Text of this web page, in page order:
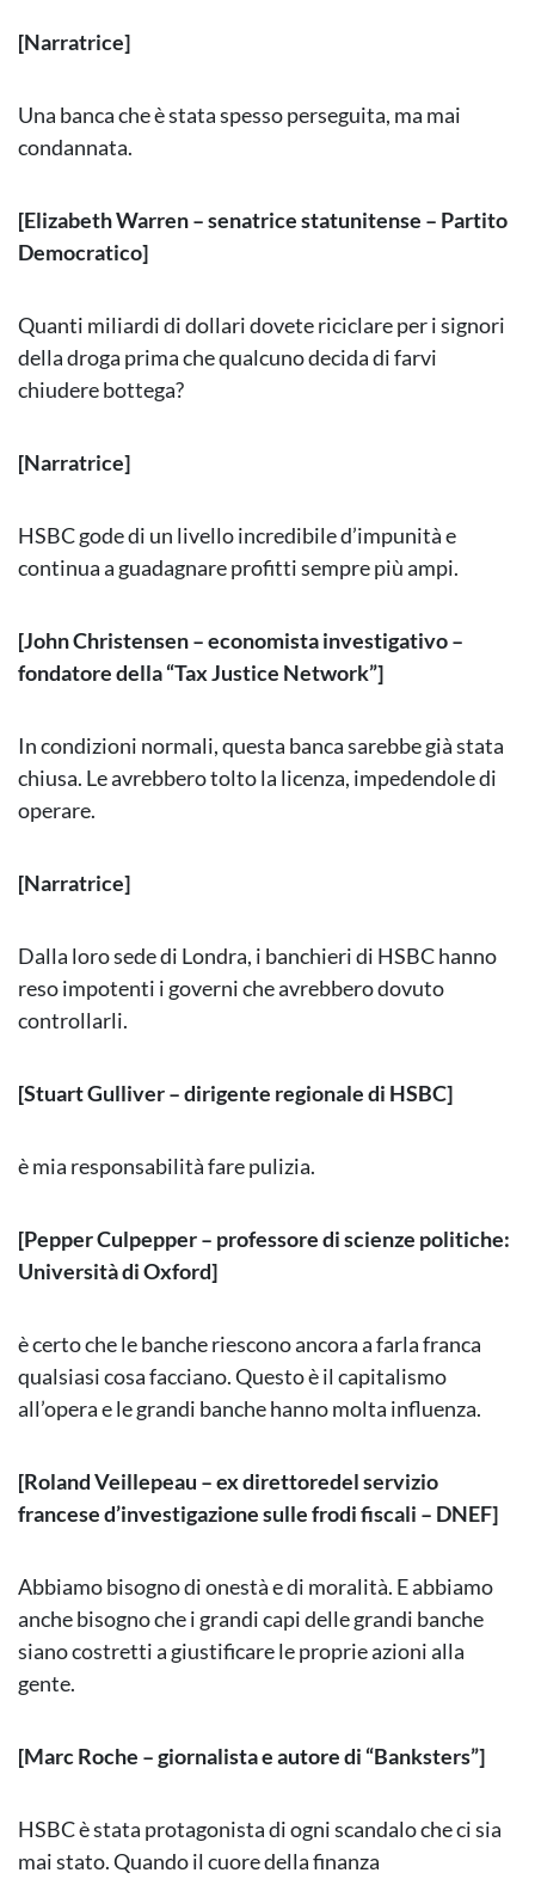
[Narratrice]
Una banca che è stata spesso perseguita, ma mai
condannata.
[Elizabeth Warren – senatrice statunitense – Partito
Democratico]
Quanti miliardi di dollari dovete riciclare per i signori
della droga prima che qualcuno decida di farvi
chiudere bottega?
[Narratrice]
HSBC gode di un livello incredibile d’impunità e
continua a guadagnare profitti sempre più ampi.
[John Christensen – economista investigativo –
fondatore della “Tax Justice Network”]
In condizioni normali, questa banca sarebbe già stata
chiusa. Le avrebbero tolto la licenza, impedendole di
operare.
[Narratrice]
Dalla loro sede di Londra, i banchieri di HSBC hanno
reso impotenti i governi che avrebbero dovuto
controllarli.
[Stuart Gulliver – dirigente regionale di HSBC]
è mia responsabilità fare pulizia.
[Pepper Culpepper – professore di scienze politiche:
Università di Oxford]
è certo che le banche riescono ancora a farla franca
qualsiasi cosa facciano. Questo è il capitalismo
all’opera e le grandi banche hanno molta influenza.
[Roland Veillepeau – ex direttoredel servizio
francese d’investigazione sulle frodi fiscali – DNEF]
Abbiamo bisogno di onestà e di moralità. E abbiamo
anche bisogno che i grandi capi delle grandi banche
siano costretti a giustificare le proprie azioni alla
gente.
[Marc Roche – giornalista e autore di “Banksters”]
HSBC è stata protagonista di ogni scandalo che ci sia
mai stato. Quando il cuore della finanza